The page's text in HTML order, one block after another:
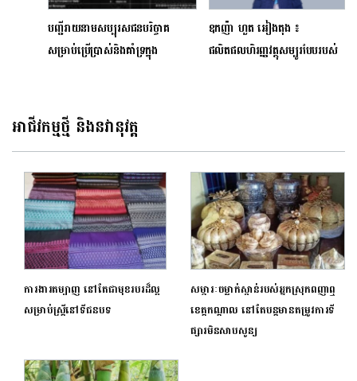
បញ្ជីរាយនាមសប្បុរសជនបរិច្ចាគ
សម្រាប់ប្រើប្រាស់និងគាំទ្រក្នុង
ឧកញ៉ា ហួត អៀងតុង ៖
ផលិតផលហិរញ្ញវត្ថុសម្បូរបែបរបស់
អាជីវកម្មថ្មី និងនវានុវត្ត
ការងារតម្បាញ នៅតែជាមុខរបរដ៏ល្អ
សម្រាប់ស្ត្រីនៅទីជនបទ
សម្ភារៈចម្លាក់ស្ពាន់របស់អ្នកស្រុកពញាឮ
ខេត្តកណ្តាល នៅតែបន្តមានតម្រូវការទី
ផ្សារមិនសាបសូន្យ